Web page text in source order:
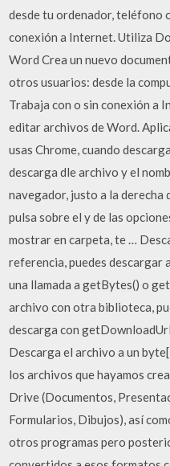
desde tu ordenador, teléfono
conexión a Internet. Utiliza
Word Crea un nuevo
otros usuarios: desde la
Trabaja con o sin conexión a
editar archivos de Word.
usas Chrome, cuando
descarga dle archivo y el
navegador, justo a la derecha
pulsa sobre el y de las
mostrar en carpeta, te …
referencia, puedes descargar
una llamada a getBytes() o
archivo con otra biblioteca,
descarga con
Descarga el archivo a un
los archivos que hayamos
Drive (Documentos,
Formularios, Dibujos), así
otros programas pero